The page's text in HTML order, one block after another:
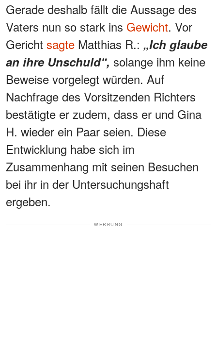
Gerade deshalb fällt die Aussage des
Vaters nun so stark ins Gewicht. Vor
Gericht sagte Matthias R.: „Ich glaube
an ihre Unschuld“, solange ihm keine
Beweise vorgelegt würden. Auf
Nachfrage des Vorsitzenden Richters
bestätigte er zudem, dass er und Gina
H. wieder ein Paar seien. Diese
Entwicklung habe sich im
Zusammenhang mit seinen Besuchen
bei ihr in der Untersuchungshaft
ergeben.
WERBUNG